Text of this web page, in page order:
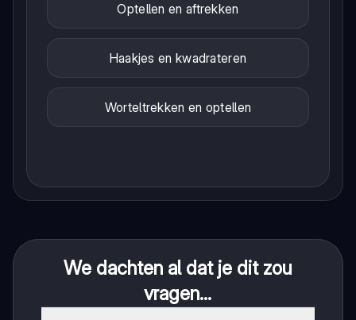
Optellen en aftrekken
Haakjes en kwadrateren
Worteltrekken en optellen
We dachten al dat je dit zou
vragen...